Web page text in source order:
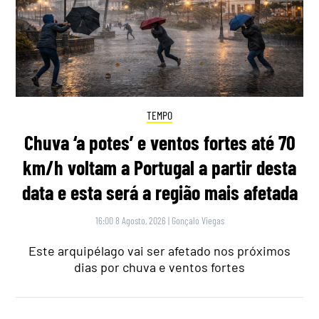
TEMPO
Chuva ‘a potes’ e ventos fortes até 70
km/h voltam a Portugal a partir desta
data e esta será a região mais afetada
16:00 8 Agosto, 2026 | Gonçalo Viegas
Este arquipélago vai ser afetado nos próximos
dias por chuva e ventos fortes